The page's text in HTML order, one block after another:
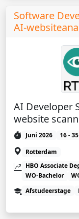
Software
AI-
AI Developer
website
Juni 2026 16 -
Rotterdam
HBO Associate
WO-Bachelor
Afstudeerstage